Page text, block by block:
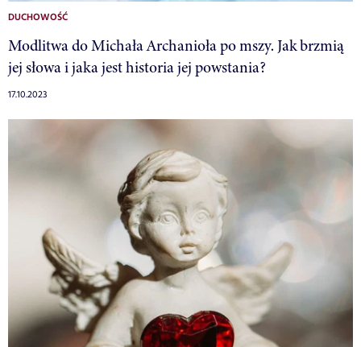
DUCHOWOŚĆ
Modlitwa do Michała Archanioła po mszy. Jak brzmią
jej słowa i jaka jest historia jej powstania?
17.10.2023